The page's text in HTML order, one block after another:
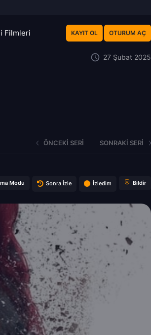
Filmleri KAYIT OL OTURUM AÇ
27 Şubat 2025
ÖNCEKI SERI SONRAKI SERI
Modu Sonra İzle İzledim Bildir